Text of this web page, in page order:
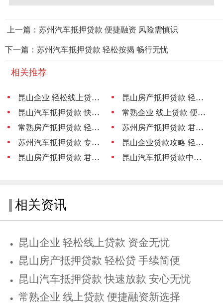
上一篇：苏州汽车抵押贷款 便捷融资 风险需慎识
下一篇：苏州汽车抵押贷款 轻松按揭 畅行无忧
相关推荐
昆山企业 轻松线上贷款 资金无忧
昆山房产抵押贷款 轻松贷 手续简便
昆山汽车抵押贷款 快速放款 安心无忧
常熟企业 线上贷款 便捷融资新选择
常熟房产抵押贷款 轻松贷
苏州房产抵押贷款 君联助力轻松融资
苏州汽车抵押贷款 专业中介服务
昆山企业贷款攻略 轻松融资 助力发展
昆山房产抵押贷款 君联助力轻松融资
昆山汽车抵押贷款中介 专业助您轻松融资
相关资讯
昆山企业 轻松线上贷款 资金无忧
昆山房产抵押贷款 轻松贷 手续简便
昆山汽车抵押贷款 快速放款 安心无忧
常熟企业 线上贷款 便捷融资新选择